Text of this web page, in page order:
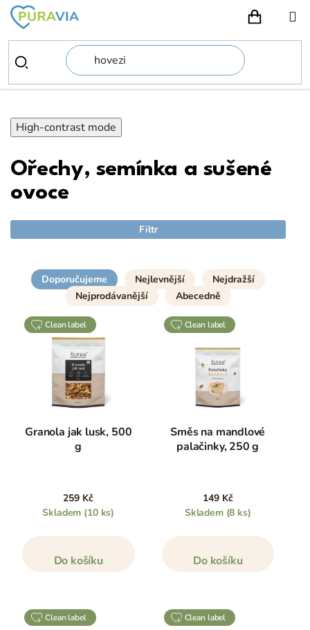
Přejít
obsah
High-contrast mode
Ořechy, semínka a sušené
ovoce
Filtr
Doporučujeme Nejlevnější
Nejdražší
Nejprodávanější
Abecedně
clean label
Granola jak lusk, 500
g
259 Kč
Skladem (10 ks)
Do košíku
clean label
Směs na mandlové
palačinky, 250 g
149 Kč
Skladem (8 ks)
Do košíku
clean label clean label